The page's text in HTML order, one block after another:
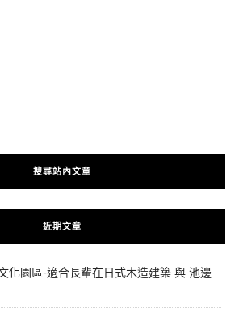
搜尋站內文章
近期文章
化園區-適合長輩在日式木造建築 與 池邊